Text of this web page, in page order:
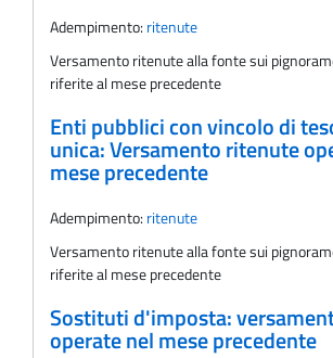
Adempimento: ritenute
Versamento ritenute alla fonte sui
riferite al mese precedente
Enti pubblici con vincolo di
unica: Versamento ritenute
mese precedente
Adempimento: ritenute
Versamento ritenute alla fonte sui
riferite al mese precedente
Sostituti d'imposta:
operate nel mese precedente